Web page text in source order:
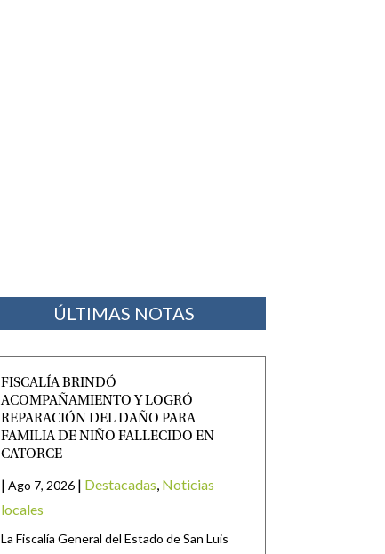
ÚLTIMAS NOTAS
FISCALÍA BRINDÓ
ACOMPAÑAMIENTO Y LOGRÓ
REPARACIÓN DEL DAÑO PARA
FAMILIA DE NIÑO FALLECIDO EN
CATORCE
| Ago 7, 2026 | Destacadas, Noticias
locales
La Fiscalía General del Estado de San Luis